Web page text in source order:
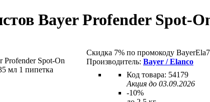
Bayer Profender Spot-
Скидка 7% по промокоду BayerEla7
Bayer / Elanco
54179
Акция до 03.09.2026
-10%